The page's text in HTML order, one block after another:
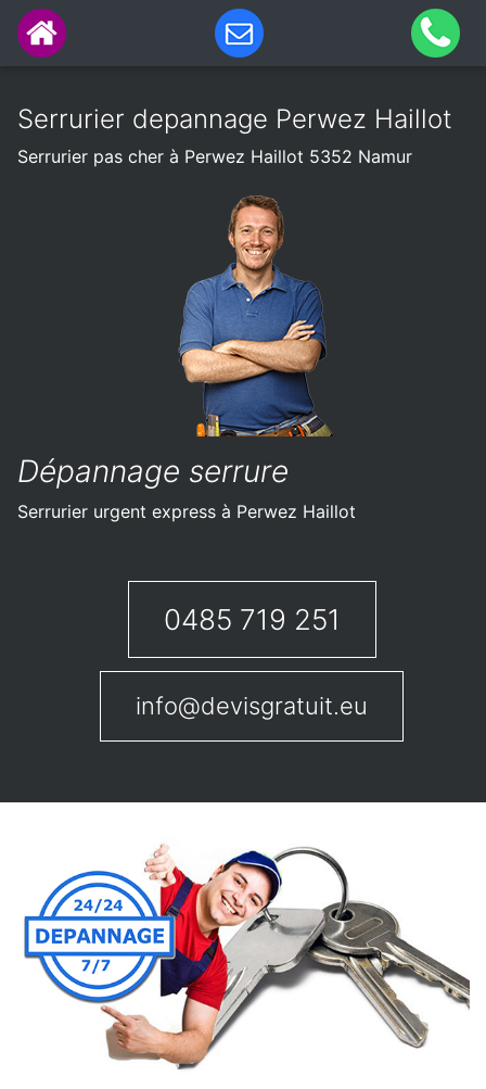
Serrurier depannage Perwez Haillot
Serrurier pas cher à Perwez Haillot 5352 Namur
Dépannage serrure
Serrurier urgent express à Perwez Haillot
0485 719 251
info@devisgratuit.eu